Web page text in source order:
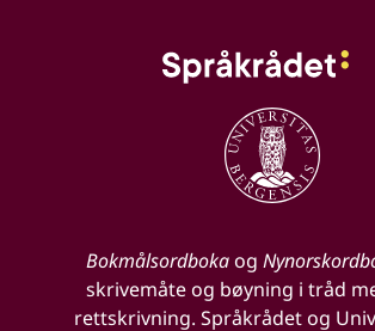
Bokmålsordbokaog
skrivemåte og bøyning i tråd
rettskrivning. Språkrådet og